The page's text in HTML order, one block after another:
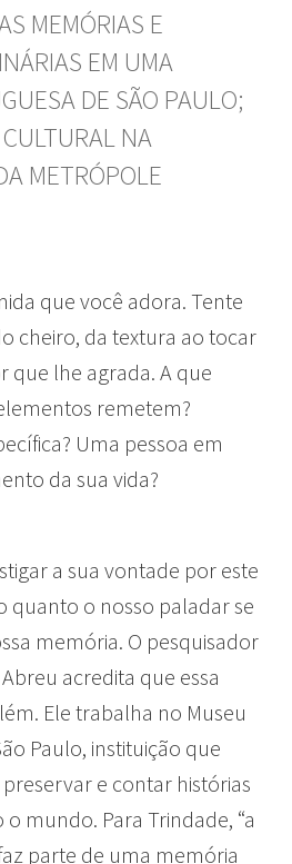
MEMÓRIAS E
EM UMA
DE SÃO PAULO;
NA
METRÓPOLE
que você adora. Tente
cheiro, da textura ao tocar
que lhe agrada. A que
remetem?
Uma pessoa em
da sua vida?
a sua vontade por este
quanto o nosso paladar se
memória. O pesquisador
acredita que essa
Ele trabalha no Museu
Paulo, instituição que
e contar histórias
mundo. Para Trindade, “a
parte de uma memória